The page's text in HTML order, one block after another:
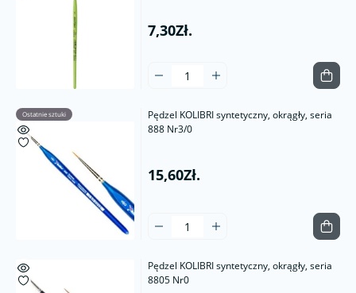
7,30Zł.
Ostatnie sztuki
Pędzel KOLIBRI syntetyczny, okrągły, seria
888 Nr3/0
15,60Zł.
Pędzel KOLIBRI syntetyczny, okrągły, seria
8805 Nr0